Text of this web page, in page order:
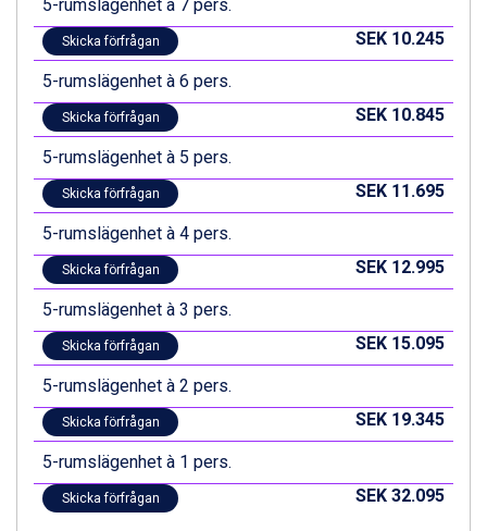
Canazei från 7.195 kr.
Livigno från 5.595 kr.
Ponte di Legno från 7.395 kr.
Sauze dOulx från 6.145 kr.
Alleghe från 8.545 kr.
Bad Gastein från 6.295 kr.
Arabba från 11.045 kr.
La Thuile från 7.045 kr.
Cervinia från 8.245 kr.
Sölden från 12.995 kr.
Passo Tonale från 5.895 kr.
Bad Hofgastein från 8.595 kr.
Saalbach från 9.445 kr.
Champoluc från 5.945 kr.
Sestriere från 6.945 kr.
Ischgl från 11.295 kr.
Wagrain från 7.095 kr.
Fieberbrunn från 9.645 kr.
Val Thorens från 8.395 kr.
St. Anton från 11.245 kr.
Zell am See från 6.295 kr.
Canazei från 7.195 kr.
5-rumslägenhet à 7 pers.
Skicka förfrågan SEK 10.245
5-rumslägenhet à 6 pers.
Skicka förfrågan SEK 10.845
5-rumslägenhet à 5 pers.
Skicka förfrågan SEK 11.695
5-rumslägenhet à 4 pers.
Skicka förfrågan SEK 12.995
5-rumslägenhet à 3 pers.
Skicka förfrågan SEK 15.095
5-rumslägenhet à 2 pers.
Skicka förfrågan SEK 19.345
5-rumslägenhet à 1 pers.
Skicka förfrågan SEK 32.095